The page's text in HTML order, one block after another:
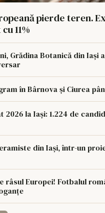
pierde teren.
11%
Grădina Botanică din Iași
în Bârnova și Ciurea
2026 la Iași: 1.224 de
din Iași, într-un
râsul Europei! Fotbalul